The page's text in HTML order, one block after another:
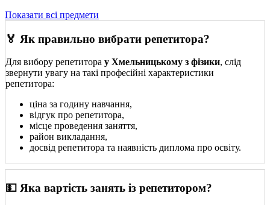
Показати всі предмети
🏅 Як правильно вибрати репетитора?
Для вибору репетитора у Хмельницькому з фізики, слід
звернути увагу на такі професійні характеристики
репетитора:
ціна за годину навчання,
відгук про репетитора,
місце проведення заняття,
район викладання,
досвід репетитора та наявність диплома про освіту.
💵 Яка вартість занять із репетитором?